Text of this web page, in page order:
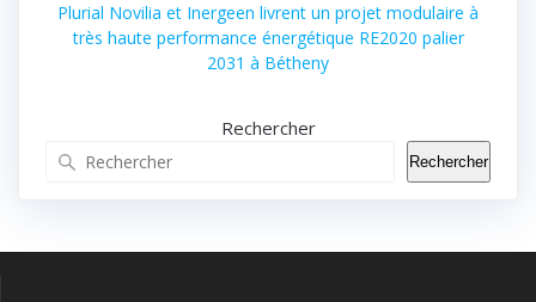
Plurial Novilia et Inergeen livrent un projet modulaire à
très haute performance énergétique RE2020 palier
2031 à Bétheny
Rechercher
Rechercher